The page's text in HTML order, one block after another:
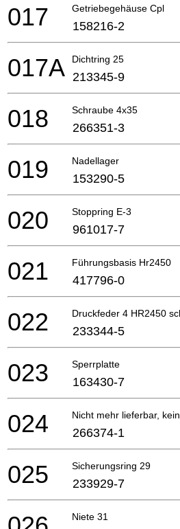
Getriebegehäuse Cpl
017 158216-2
Dichtring 25
017A 213345-9
Schraube 4x35
018 266351-3
Nadellager
019 153290-5
Stoppring E-3
020 961017-7
Führungsbasis Hr2450
021 417796-0
Druckfeder 4 HR2450
022 233344-5
Sperrplatte
023 163430-7
Nicht mehr lieferbar,
024 266374-1
Sicherungsring 29
025 233929-7
Niete 31